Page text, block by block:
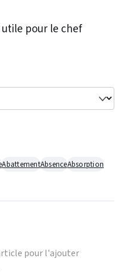
pour le chef
AbattementAbsenceAbsorption
pour l'ajouter